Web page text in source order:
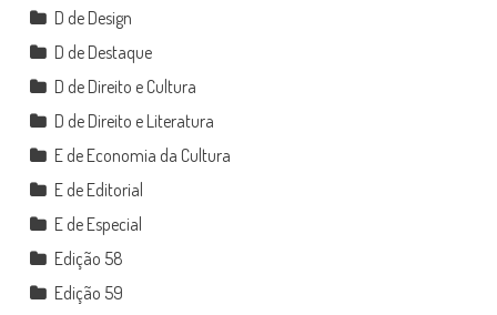
D de Design
D de Destaque
D de Direito e Cultura
D de Direito e Literatura
E de Economia da Cultura
E de Editorial
E de Especial
Edição 58
Edição 59